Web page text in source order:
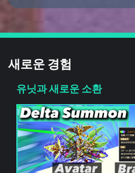
새로운 경험
유닛과 새로운 소환